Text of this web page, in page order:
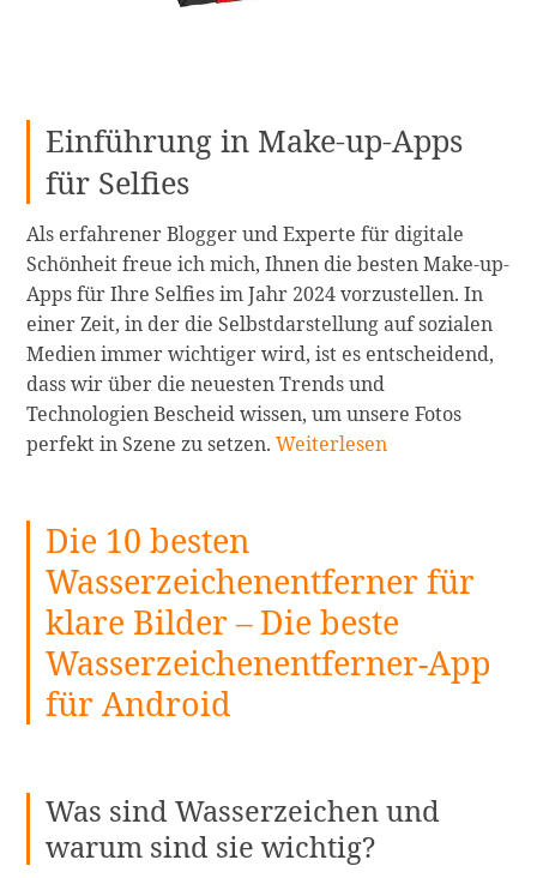
Einführung in Make-up-Apps
für Selfies
Als erfahrener Blogger und Experte für digitale
Schönheit freue ich mich, Ihnen die besten Make-up-
Apps für Ihre Selfies im Jahr 2024 vorzustellen. In
einer Zeit, in der die Selbstdarstellung auf sozialen
Medien immer wichtiger wird, ist es entscheidend,
dass wir über die neuesten Trends und
Technologien Bescheid wissen, um unsere Fotos
perfekt in Szene zu setzen.Die
Apps,
um
deine
Selfies
zu
perfektionieren:
Schminke
Weiterlesen
Die 10 besten
Wasserzeichenentferner für
klare Bilder – Die beste
Wasserzeichenentferner-App
für Android
Was sind Wasserzeichen und
warum sind sie wichtig?